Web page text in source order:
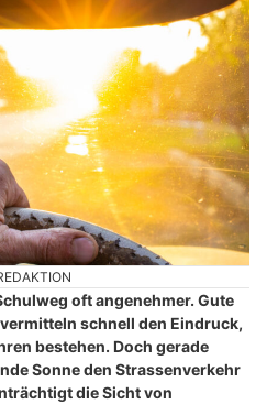
oft angenehmer. Gute
schnell den Eindruck,
bestehen. Doch gerade
Sonne den Strassenverkehr
die Sicht von